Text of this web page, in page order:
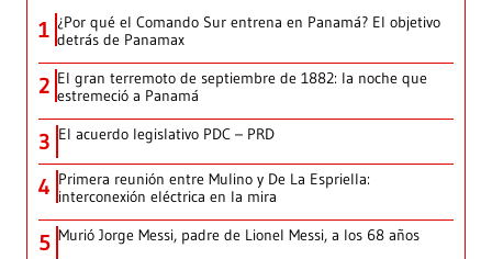
1 ¿Por qué el Comando Sur entrena en Panamá? El objetivo
detrás de Panamax
2 El gran terremoto de septiembre de 1882: la noche que
estremeció a Panamá
3 El acuerdo legislativo PDC – PRD
4 Primera reunión entre Mulino y De La Espriella:
interconexión eléctrica en la mira
5 Murió Jorge Messi, padre de Lionel Messi, a los 68 años